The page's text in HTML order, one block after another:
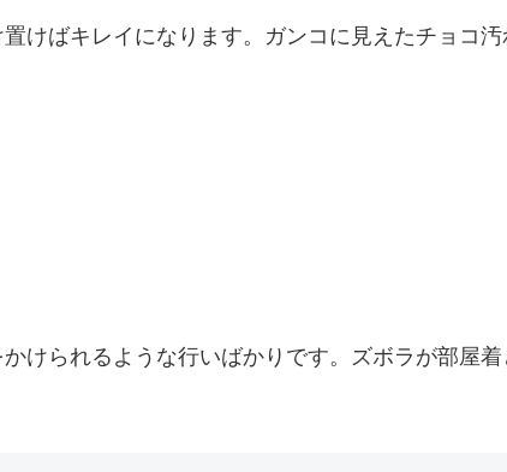
けばキレイになります。ガンコに見えたチョコ
けられるような行いばかりです。ズボラが部屋